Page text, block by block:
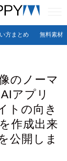
方まとめ 無料素材
のノーマ
アプリ
トの向き
作成出来
公開しま